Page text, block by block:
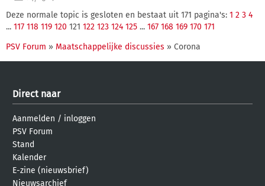
Deze normale topic is gesloten en bestaat uit 171 pagina's: 1 2 3 4
... 117 118 119 120 121 122 123 124 125 ... 167 168 169 170 171
PSV Forum » Maatschappelijke discussies » Corona
Direct naar
Aanmelden / inloggen
PSV Forum
Stand
Kalender
E-zine (nieuwsbrief)
Nieuwsarchief